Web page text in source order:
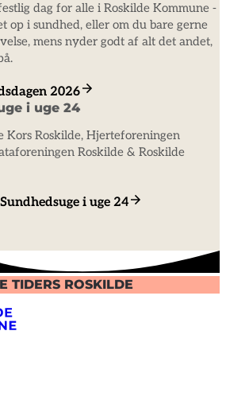
dag for alle i Roskilde Kommune -
op i sundhed, eller om du bare gerne
mens nyder godt af alt det andet,
2026
i uge 24
Kors Roskilde, Hjerteforeningen
Roskilde & Roskilde
i uge 24
TIDERS ROSKILDE